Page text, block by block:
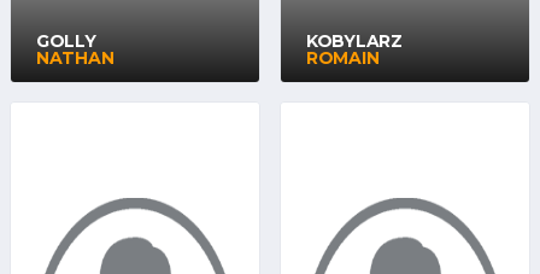
GOLLY
NATHAN
KOBYLARZ
ROMAIN